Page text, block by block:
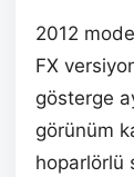
2012
FX
gösterge
görünüm
hoparlörlü